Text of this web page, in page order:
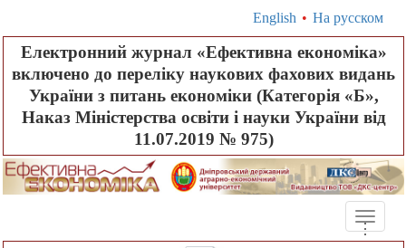
English • На русском
Електронний журнал «Ефективна економіка»
включено до переліку наукових фахових видань
України з питань економіки (Категорія «Б»,
Наказ Міністерства освіти і науки України від
11.07.2019 № 975)
Toggle
...